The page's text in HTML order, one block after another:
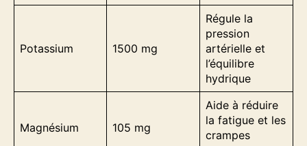
Potassium 1500 mg
Régule la
pression
artérielle et
l’équilibre
hydrique
Magnésium 105 mg
Aide à réduire
la fatigue et les
crampes